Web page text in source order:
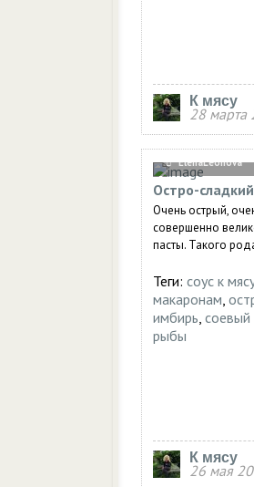
К мясу
28 марта
ElenaLeonova
Остро-
Очень острый,
совершенно
пасты. Такого
Теги: соус к
макаронам,
имбирь, соевый
рыбы
К мясу
26 мая